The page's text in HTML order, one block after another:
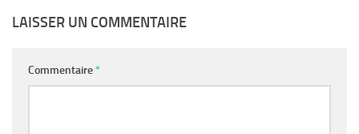
LAISSER UN COMMENTAIRE
Commentaire*